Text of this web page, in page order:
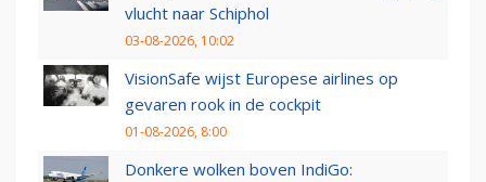
vlucht naar Schiphol
03-08-2026, 10:02
VisionSafe wijst Europese airlines op
gevaren rook in de cockpit
01-08-2026, 8:00
Donkere wolken boven IndiGo: